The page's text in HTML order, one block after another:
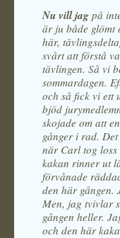
Nu vill jag på
är ju både glömt
här,
svårt att förstå
tävlingen. Så vi
sommardagen.
och så fick vi ett
bjöd
skojade om att
gånger i rad.
när Carl tog
kakan rinner ut
förvånade
den här gången.
Men, jag tvivlar
gången heller.
och den här